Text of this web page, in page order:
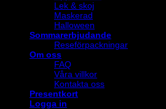
Lek & skoj
Maskerad
Halloween
Sommarerbjudande
Reseförpackningar
Om oss
FAQ
Våra villkor
Kontakta oss
Presentkort
Logga in